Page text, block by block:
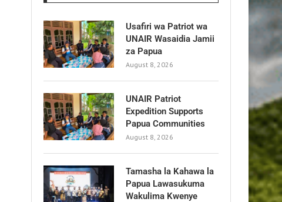
Usafiri wa Patriot wa
UNAIR Wasaidia Jamii
za Papua
August 8, 2026
UNAIR Patriot
Expedition Supports
Papua Communities
August 8, 2026
Tamasha la Kahawa la
Papua Lawasukuma
Wakulima Kwenye